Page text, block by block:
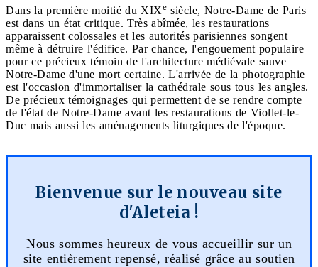
Dans la première moitié du XIXe siècle, Notre-Dame de Paris
est dans un état critique. Très abîmée, les restaurations
apparaissent colossales et les autorités parisiennes songent
même à détruire l'édifice. Par chance, l'engouement populaire
pour ce précieux témoin de l'architecture médiévale sauve
Notre-Dame d'une mort certaine. L'arrivée de la photographie
est l'occasion d'immortaliser la cathédrale sous tous les angles.
De précieux témoignages qui permettent de se rendre compte
de l'état de Notre-Dame avant les restaurations de Viollet-le-
Duc mais aussi les aménagements liturgiques de l'époque.
Bienvenue sur le nouveau site
d'Aleteia !
Nous sommes heureux de vous accueillir sur un
site entièrement repensé, réalisé grâce au soutien